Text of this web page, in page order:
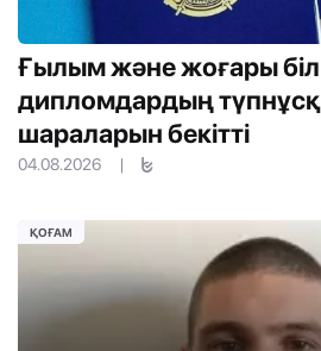
Ғылым және жоғары
дипломдардың
шараларын бекітті
04.08.2026 |
ҚОҒАМ